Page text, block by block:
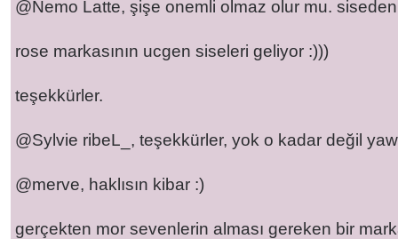
@Nemo Latte, şişe onemli olmaz olur mu.
rose markasının ucgen siseleri geliyor :)))
teşekkürler.
@Sylvie ribeL_, teşekkürler, yok o kadar değil
@merve, haklısın kibar :)
gerçekten mor sevenlerin alması gereken bir